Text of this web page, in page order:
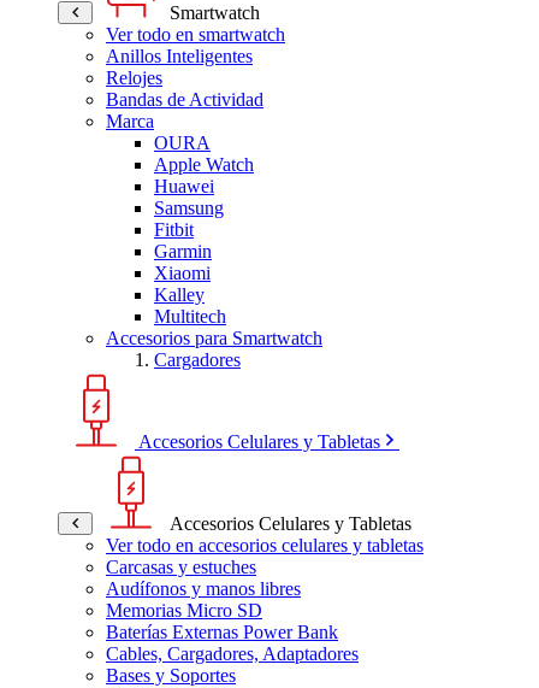
Smartwatch
Ver todo en smartwatch
Anillos Inteligentes
Relojes
Bandas de Actividad
Marca
OURA
Apple Watch
Huawei
Samsung
Fitbit
Garmin
Xiaomi
Kalley
Multitech
Accesorios para Smartwatch
Cargadores
Accesorios Celulares y Tabletas
Accesorios Celulares y Tabletas
Ver todo en accesorios celulares y tabletas
Carcasas y estuches
Audífonos y manos libres
Memorias Micro SD
Baterías Externas Power Bank
Cables, Cargadores, Adaptadores
Bases y Soportes